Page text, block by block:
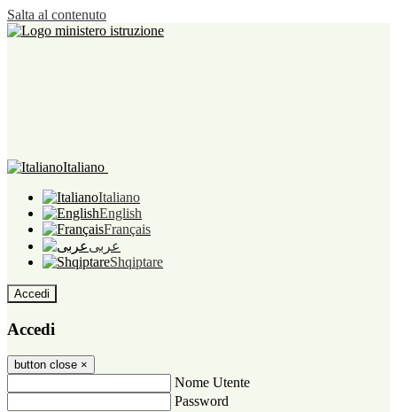
Salta al contenuto
Italiano
Italiano
English
Français
عربى
Shqiptare
Accedi
Accedi
button close ×
Nome Utente
Password